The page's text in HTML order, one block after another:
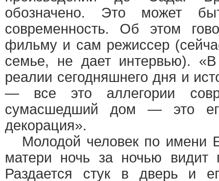
обозначено. Это может
современность. Об этом
фильму и сам режиссер
семье, не дает интервью).
реалии сегодняшнего дня и
— все это аллегории
сумасшедший дом — это его
декорация».
Молодой человек по имени
матери ночь за ночью видит
Раздается стук в дверь и